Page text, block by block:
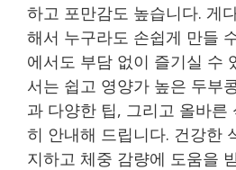
하고 포만감도 높습니다. 게
해서 누구라도 손쉽게 만들
에서도 부담 없이 즐기실 수
서는 쉽고 영양가 높은 두부
과 다양한 팁, 그리고 올바른
히 안내해 드립니다. 건강한
지하고 체중 감량에 도움을